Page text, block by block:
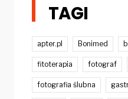
TAGI
apter.pl Bonimed
fitoterapia fotograf
fotografia ślubna